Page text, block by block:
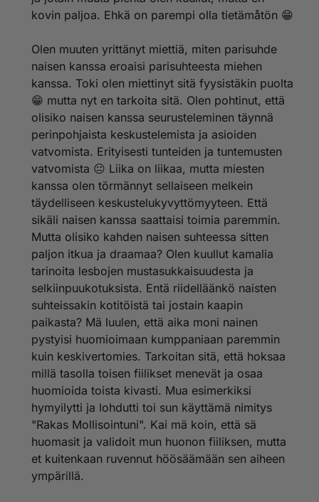
kovin paljoa. Ehkä on parempi olla tietämåtön 😁
Olen muuten yrittänyt miettiä, miten parisuhde
naisen kanssa eroaisi parisuhteesta miehen
kanssa. Toki olen miettinyt sitä fyysistäkin puolta
😁 mutta nyt en tarkoita sitä. Olen pohtinut, että
olisiko naisen kanssa seurusteleminen täynnä
perinpohjaista keskustelemista ja asioiden
vatvomista. Erityisesti tunteiden ja tuntemusten
vatvomista 😐 Liika on liikaa, mutta miesten
kanssa olen törmännyt sellaiseen melkein
täydelliseen keskustelukyvyttömyyteen. Että
sikäli naisen kanssa saattaisi toimia paremmin.
Mutta olisiko kahden naisen suhteessa sitten
paljon itkua ja draamaa? Olen kuullut kamalia
tarinoita lesbojen mustasukkaisuudesta ja
selkiinpuukotuksista. Entä riidelläänkö naisten
suhteissakin kotitöistä tai jostain kaapin
paikasta? Mä luulen, että aika moni nainen
pystyisi huomioimaan kumppaniaan paremmin
kuin keskivertomies. Tarkoitan sitä, että hoksaa
millä tasolla toisen fiilikset menevät ja osaa
huomioida toista kivasti. Mua esimerkiksi
hymyilytti ja lohdutti toi sun käyttämä nimitys
"Rakas Mollisointuni". Kai mä koin, että sä
huomasit ja validoit mun huonon fiiliksen, mutta
et kuitenkaan ruvennut höösäämään sen aiheen
ympärillä.